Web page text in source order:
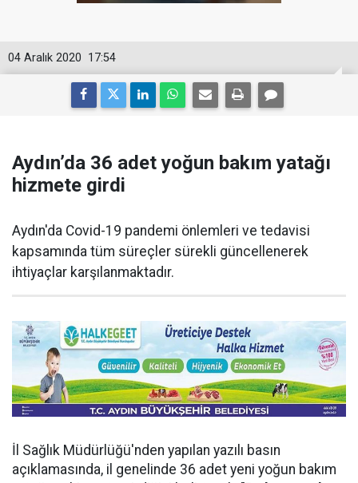
17:54
04 Aralık 2020
Aydın’da 36 adet yoğun bakım yatağı
hizmete girdi
Aydın'da Covid-19 pandemi önlemleri ve tedavisi
kapsamında tüm süreçler sürekli güncellenerek
ihtiyaçlar karşılanmaktadır.
İl Sağlık Müdürlüğü'nden yapılan yazılı basın
açıklamasında, il genelinde 36 adet yeni yoğun bakım